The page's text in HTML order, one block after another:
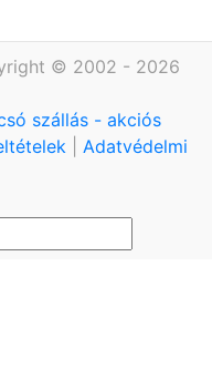
© 2002 - 2026
szállás - akciós
Adatvédelmi